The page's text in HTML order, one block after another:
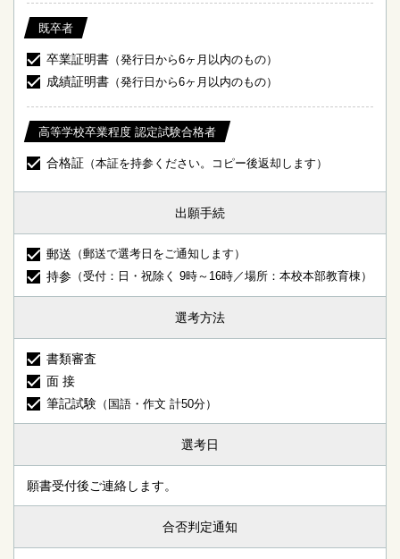
既卒者
卒業証明書（発行日から6ヶ月以内のもの）
成績証明書（発行日から6ヶ月以内のもの）
高等学校卒業程度 認定試験合格者
合格証（本証を持参ください。コピー後返却します）
出願手続
郵送 （郵送で選考日をご通知します）
持参 （受付：日・祝除く 9時～16時／場所：本校本部教育棟）
選考方法
書類審査
面 接
筆記試験（国語・作文 計50分）
選考日
願書受付後ご連絡します。
合否判定通知